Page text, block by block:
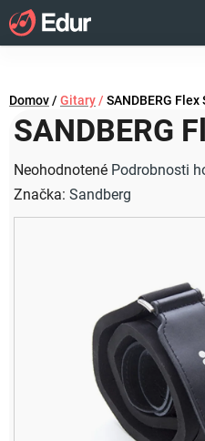
Prejsť
na
obsah
Domov/ Gitary / SANDBERG Flex
SANDBERG
Priemerné
hodnotenie
produktu
Neohodnotené Podrobnosti
Značka: Sandberg